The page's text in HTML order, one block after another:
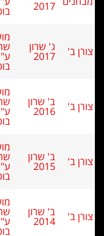
2017 בוטביניק
ג' שרון
2017
שחמט צורן
ע"ש מ.
בוטביניק
ב' שרון
2016
שחמט צורן
ע"ש מ.
בוטביניק
ב' שרון
2015
שחמט צורן
ע"ש מ.
בוטביניק
ב' שרון
2014
שחמט צורן
ע"ש מ.
בוטביניק